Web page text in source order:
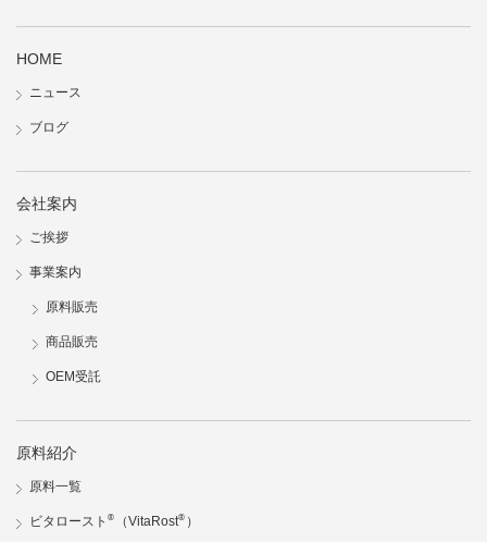
HOME
ニュース
ブログ
会社案内
ご挨拶
事業案内
原料販売
商品販売
OEM受託
原料紹介
原料一覧
ビタロースト ® （VitaRost® ）